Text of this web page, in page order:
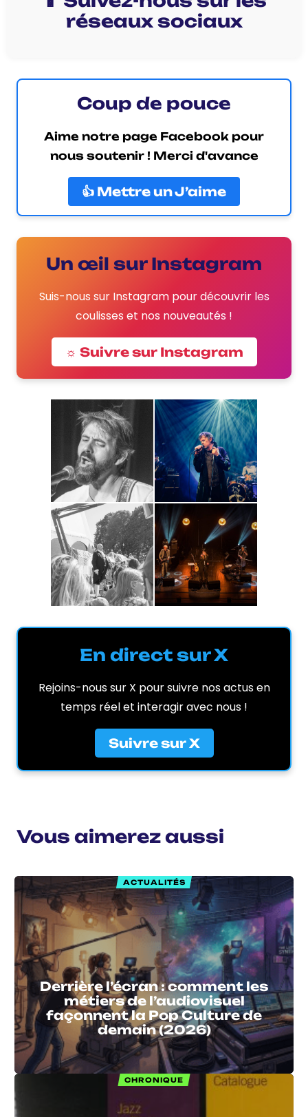
réseaux sociaux
Coup de pouce
Aime notre page Facebook pour
nous soutenir ! Merci d'avance
👍 Mettre un J’aime
Un œil sur Instagram
Suis-nous sur Instagram pour découvrir les
coulisses et nos nouveautés !
☼ Suivre sur Instagram
En direct sur X
Rejoins-nous sur X pour suivre nos actus en
temps réel et interagir avec nous !
Suivre sur X
Vous aimerez aussi
ACTUALITÉS
Derrière l’écran : comment les
métiers de l’audiovisuel
façonnent la Pop Culture de
demain (2026)
CHRONIQUE